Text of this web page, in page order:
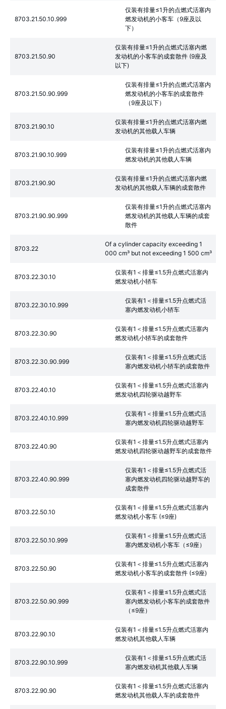
8703.21.50.10.999
仅装有排量≤1升的点燃式活塞内
燃发动机的小客车（9座及以
下）
8703.21.50.90
仅装有排量≤1升的点燃式活塞内燃
发动机的小客车的成套散件 (9座及
以下)
8703.21.50.90.999
仅装有排量≤1升的点燃式活塞内
燃发动机的小客车的成套散件
（9座及以下）
8703.21.90.10
仅装有排量≤1升的点燃式活塞内燃
发动机的其他载人车辆
8703.21.90.10.999
仅装有排量≤1升的点燃式活塞内
燃发动机的其他载人车辆
8703.21.90.90
仅装有排量≤1升的点燃式活塞内燃
发动机的其他载人车辆的成套散件
8703.21.90.90.999
仅装有排量≤1升的点燃式活塞内
燃发动机的其他载人车辆的成套
散件
8703.22
Of a cylinder capacity exceeding 1
000 cm³ but not exceeding 1 500 cm³
8703.22.30.10
仅装有1＜排量≤1.5升点燃式活塞内
燃发动机小轿车
8703.22.30.10.999
仅装有1＜排量≤1.5升点燃式活
塞内燃发动机小轿车
8703.22.30.90
仅装有1＜排量≤1.5升点燃式活塞内
燃发动机小轿车的成套散件
8703.22.30.90.999
仅装有1＜排量≤1.5升点燃式活
塞内燃发动机小轿车的成套散件
8703.22.40.10
仅装有1＜排量≤1.5升点燃式活塞内
燃发动机四轮驱动越野车
8703.22.40.10.999
仅装有1＜排量≤1.5升点燃式活
塞内燃发动机四轮驱动越野车
8703.22.40.90
仅装有1＜排量≤1.5升点燃式活塞内
燃发动机四轮驱动越野车的成套散件
8703.22.40.90.999
仅装有1＜排量≤1.5升点燃式活
塞内燃发动机四轮驱动越野车的
成套散件
8703.22.50.10
仅装有1＜排量≤1.5升点燃式活塞内
燃发动机小客车 (≤9座)
8703.22.50.10.999
仅装有1＜排量≤1.5升点燃式活
塞内燃发动机小客车（≤9座）
8703.22.50.90
仅装有1＜排量≤1.5升点燃式活塞内
燃发动机小客车的成套散件 (≤9座)
8703.22.50.90.999
仅装有1＜排量≤1.5升点燃式活
塞内燃发动机小客车的成套散件
（≤9座）
8703.22.90.10
仅装有1＜排量≤1.5升点燃式活塞内
燃发动机其他载人车辆
8703.22.90.10.999
仅装有1＜排量≤1.5升点燃式活
塞内燃发动机其他载人车辆
8703.22.90.90
仅装有1＜排量≤1.5升点燃式活塞内
燃发动机其他载人车的成套散件